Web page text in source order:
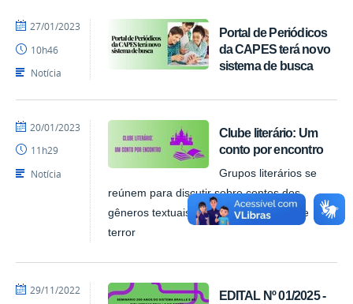
Portal de Periódicos
da CAPES terá novo
sistema de busca
por
publicado
27/01/2023
10h46
Notícia
Clube literário: Um
conto por encontro
Grupos literários se
reúnem para discutir sobre contos dos
gêneros textuais de fantasia, romance e
terror
por
publicado
20/01/2023
11h29
Notícia
EDITAL Nº 01/2025 -
por
publicado
29/11/2022